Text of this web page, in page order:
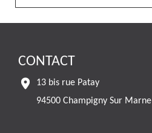
CONTACT
13 bis rue Patay
94500 Champigny Sur Marne